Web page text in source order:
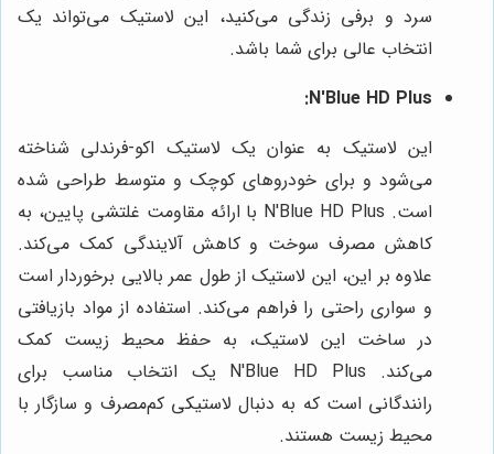
سرد و برفی زندگی می‌کنید، این لاستیک می‌تواند یک
انتخاب عالی برای شما باشد.
N'Blue HD Plus:
این لاستیک به عنوان یک لاستیک اکو-فرندلی شناخته
می‌شود و برای خودروهای کوچک و متوسط طراحی شده
است. N'Blue HD Plus با ارائه مقاومت غلتشی پایین، به
کاهش مصرف سوخت و کاهش آلایندگی کمک می‌کند.
علاوه بر این، این لاستیک از طول عمر بالایی برخوردار است
و سواری راحتی را فراهم می‌کند. استفاده از مواد بازیافتی
در ساخت این لاستیک، به حفظ محیط زیست کمک
می‌کند. N'Blue HD Plus یک انتخاب مناسب برای
رانندگانی است که به دنبال لاستیکی کم‌مصرف و سازگار با
محیط زیست هستند.